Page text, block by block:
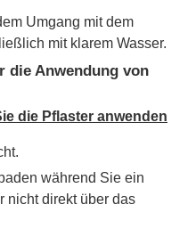
Umgang mit dem
mit klarem Wasser.
die Anwendung von
die Pflaster anwenden
während Sie ein
nicht direkt über das